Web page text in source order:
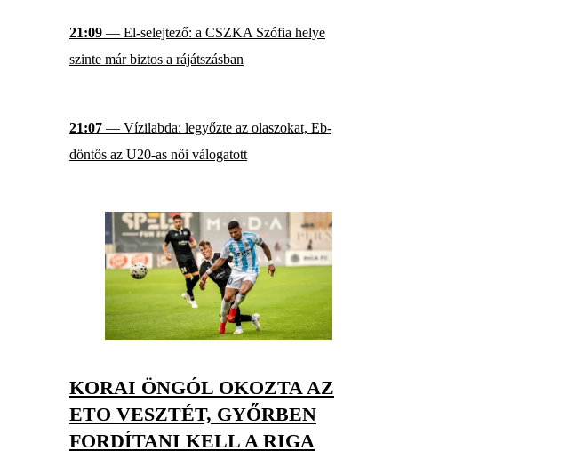
21:09 — El-selejtező: a CSZKA Szófia helye
szinte már biztos a rájátszásban
21:07 — Vízilabda: legyőzte az olaszokat, Eb-
döntős az U20-as női válogatott
KORAI ÖNGÓL OKOZTA AZ
ETO VESZTÉT, GYŐRBEN
FORDÍTANI KELL A RIGA